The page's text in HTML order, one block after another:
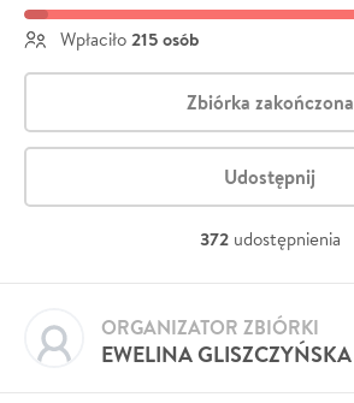
Wpłaciło 215 osób
Zbiórka zakończona
Udostępnij
372 udostępnienia
EWELINA GLISZCZYŃSKA
ORGANIZATOR ZBIÓRKI